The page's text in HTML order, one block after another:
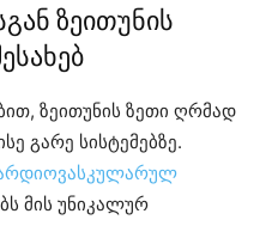
ზეითუნის
ზეითუნის ზეთი ღრმად
გარე სისტემებზე.
მის უნიკალურ